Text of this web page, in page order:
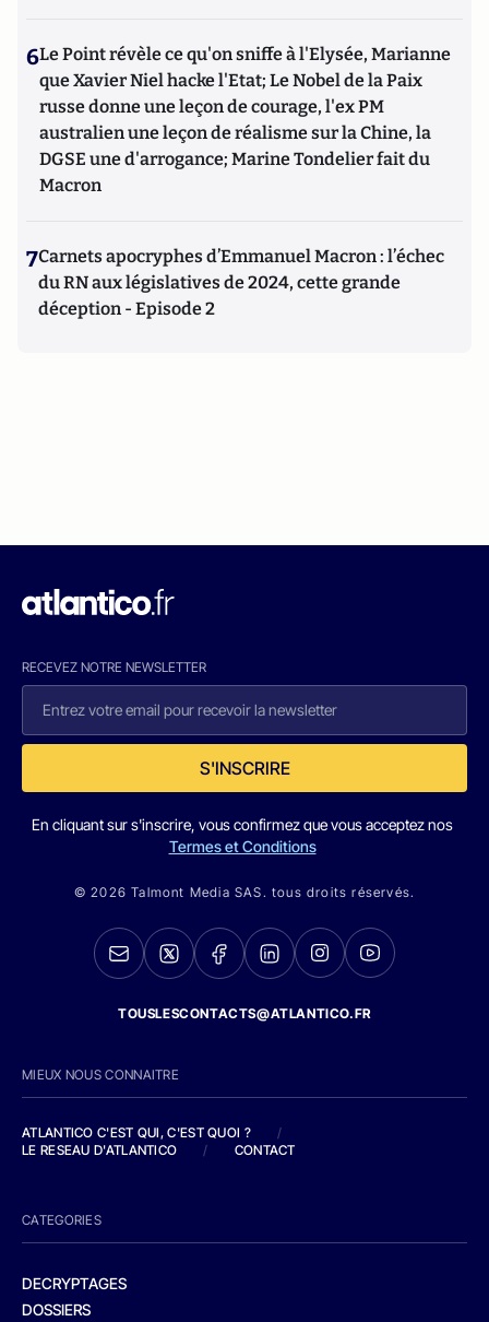
6Le Point révèle ce qu'on sniffe à l'Elysée, Marianne
que Xavier Niel hacke l'Etat; Le Nobel de la Paix
russe donne une leçon de courage, l'ex PM
australien une leçon de réalisme sur la Chine, la
DGSE une d'arrogance; Marine Tondelier fait du
Macron
7Carnets apocryphes d’Emmanuel Macron : l’échec
du RN aux législatives de 2024, cette grande
déception - Episode 2
RECEVEZ NOTRE NEWSLETTER
S'INSCRIRE
En cliquant sur s'inscrire, vous confirmez que vous acceptez nos
Termes et Conditions
© 2026 Talmont Media SAS. tous droits réservés.
TOUSLESCONTACTS@ATLANTICO.FR
MIEUX NOUS CONNAITRE
ATLANTICO C'EST QUI, C'EST QUOI ?
/
LE RESEAU D'ATLANTICO
/ CONTACT
CATEGORIES
DECRYPTAGES
DOSSIERS